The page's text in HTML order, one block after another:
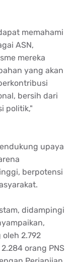
memahami
ASN,
mereka
yang akan
bersih dari
politik,"
upaya
berpotensi
didampingi
2.792
orang PNS